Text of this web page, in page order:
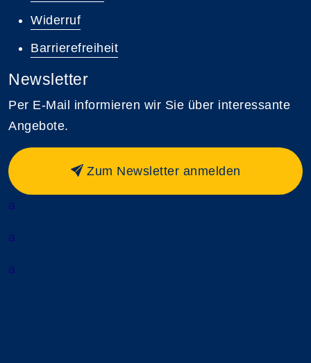
Widerruf
Barrierefreiheit
Newsletter
Per E-Mail informieren wir Sie über interessante
Angebote.
Zum Newsletter anmelden
a
a
a